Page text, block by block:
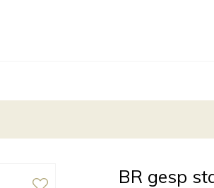
BR gesp